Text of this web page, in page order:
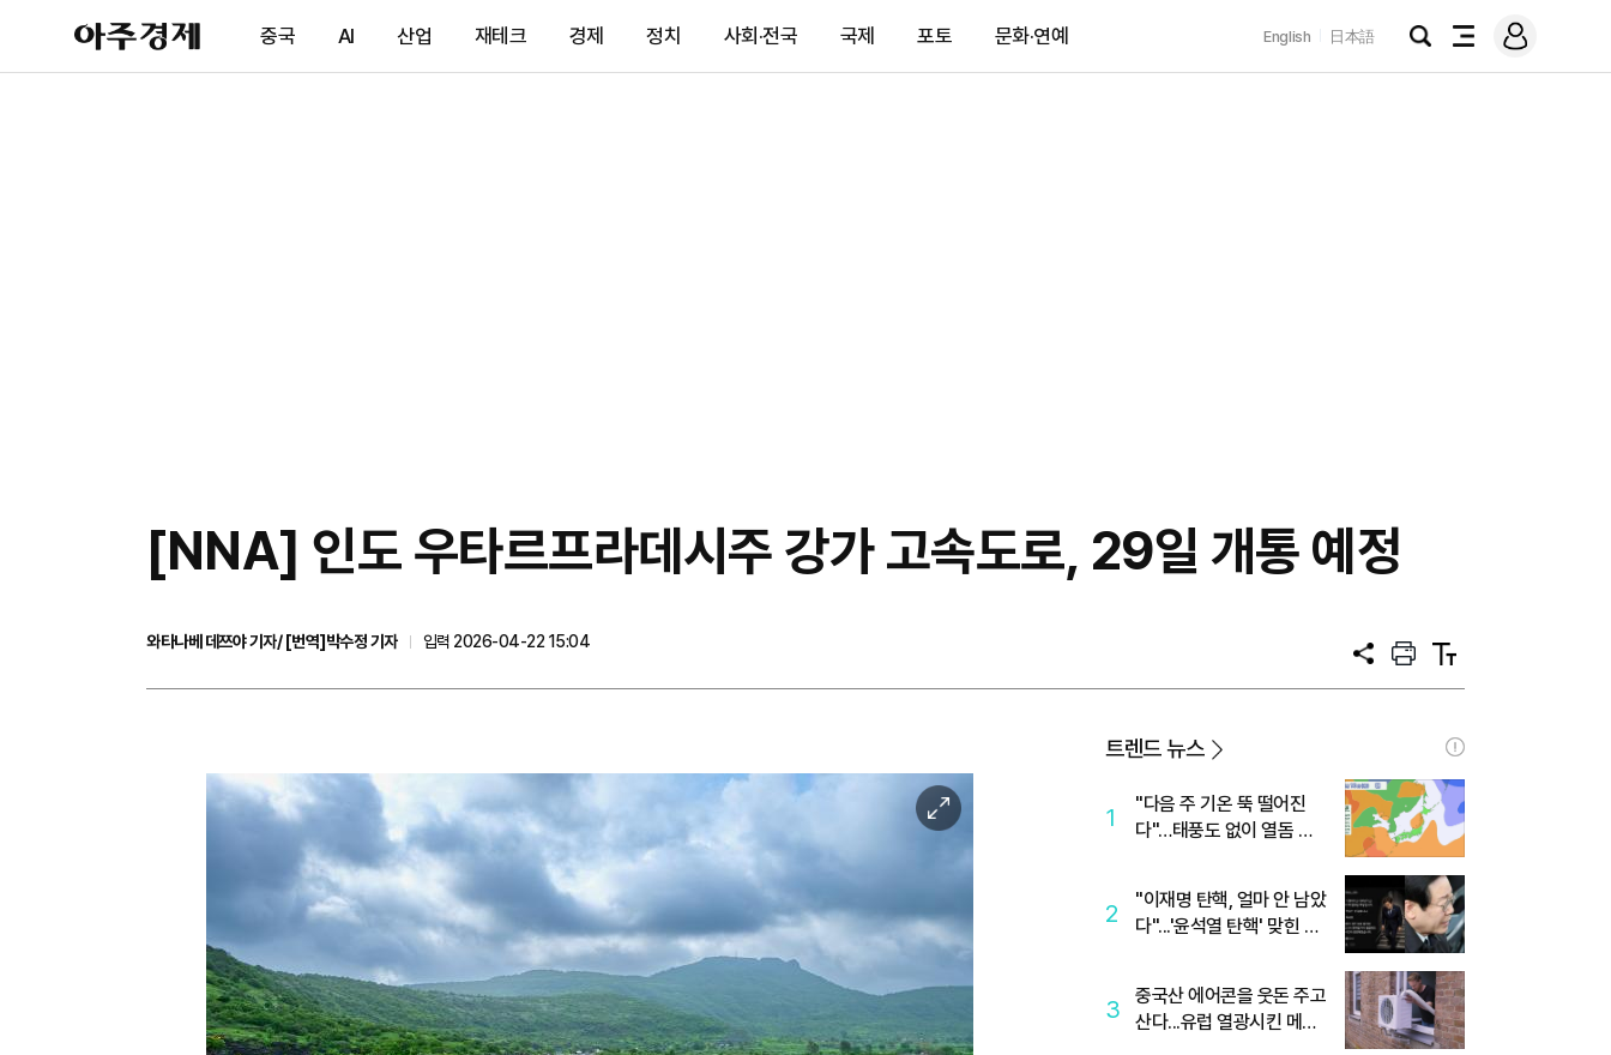
아
주
제
중국 AI 산업 재테크 경제 정치 사회·전국 국제 포토 문화·연예 English 日本語
검
전
메
그
[NNA] 인도 우타르프라데시주 강가 고속도로, 29일 개통 예정
와타나베 데쯔야 기자/ [번역]박수정 기자
입력 2026-04-22 15:04
공
프
트
텍
트
이
미
확
대
트렌드 뉴스
1
"다음 주 기온 뚝 떨어진
다"…태풍도 없이 열돔 박
2
"이재명 탄핵, 얼마 안 남았
다"...'윤석열 탄핵' 맞힌 무
3
중국산 에어콘을 웃돈 주고
산다...유럽 열광시킨 메이